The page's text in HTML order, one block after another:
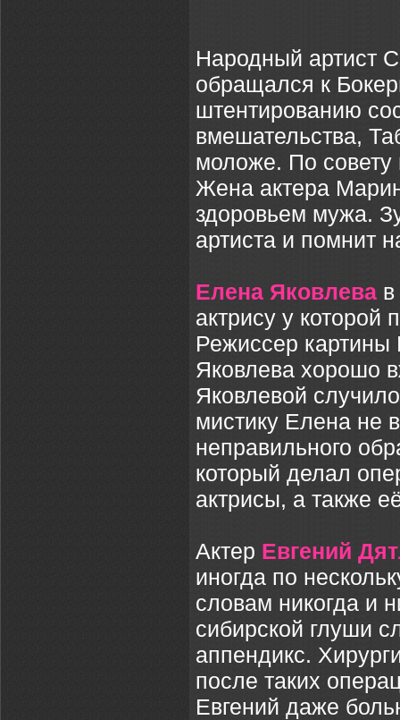
Народный артист
обращался к
штентированию
вмешательства,
моложе. По совету
Жена актера
здоровьем мужа.
артиста и помнит
Елена Яковлева
актрису у
Режиссер картины
Яковлева хорошо
Яковлевой
мистику Елена не
неправильного
который делал
актрисы, а также
Актер Евгений
иногда по
словам никогда и
сибирской глуши
аппендикс.
после таких
Евгений даже